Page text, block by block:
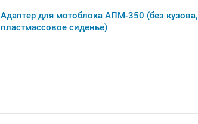
Адаптер для мотоблока АПМ-350 (без кузова,
пластмассовое сиденье)